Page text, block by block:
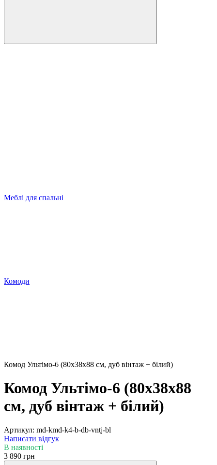
Меблі для спальні
Комоди
Комод Ультімо-6 (80х38х88 см, дуб вінтаж + білий)
Комод Ультімо-6 (80х38х88
см, дуб вінтаж + білий)
Артикул: md-kmd-k4-b-db-vntj-bl
Написати відгук
В наявності
3 890 грн